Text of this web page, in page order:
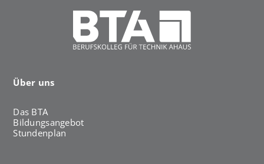
Über uns
Das BTA
Bildungsangebot
Stundenplan